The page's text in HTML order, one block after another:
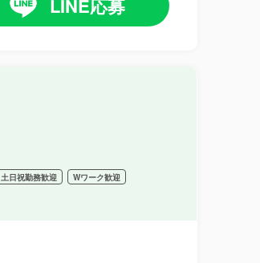
LINE応募
土日祝勤務歓迎 Wワーク歓迎